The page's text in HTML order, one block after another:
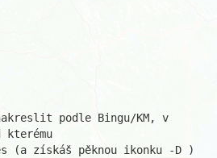
podle Bingu/KM, v
kterému
(a získáš pěknou ikonku -D )